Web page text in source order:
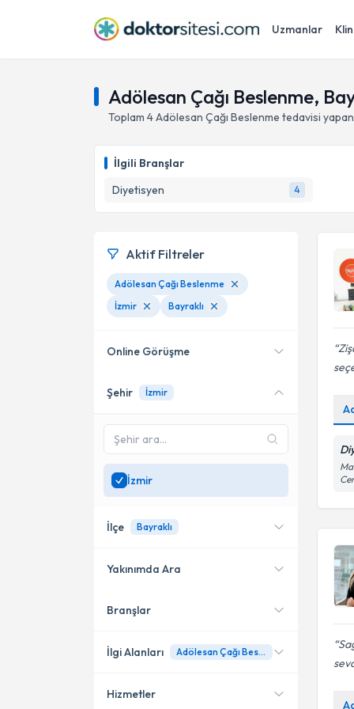
Uzmanlar
Adölesan Çağı Beslenme,
Toplam 4Adölesan Çağı Beslenme tedavisi
İlgili Branşlar
Diyetisyen
4
Aktif Filtreler
Adölesan Çağı Beslenme
İzmir
Bayraklı
Online Görüşme
Online danışmanlık sunan
Sadeceİzmir
uzman ara
Şehir İzmir
İzmir
İlçe Bayraklı
Bayraklı
Karşıyaka
Yakınımda Ara
Konumuma yakın uzmanları
Branşlar
Diyetisyen
İlgi Alanları Adölesan Çağı Beslenme
Hizmetler